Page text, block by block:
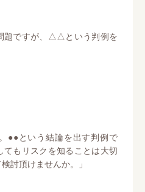
題ですが、△△という判例を
という結論を出す判例で
もリスクを知ることは大切
討頂けませんか。」